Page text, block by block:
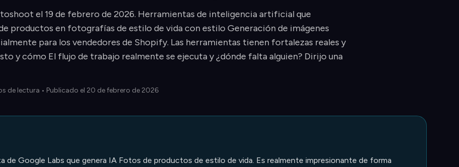
el 19 de febrero de 2026. Herramientas de inteligencia artificial que
productos en fotografías de estilo de vida con estilo Generación de imágenes
para los vendedores de Shopify. Las herramientas tienen fortalezas reales y
y cómo El flujo de trabajo realmente se ejecuta y ¿dónde falta alguien? Dirijo una
de lectura • Publicado el 20 de febrero de 2026
de Google Labs que genera IA Fotos de productos de estilo de vida. Es realmente impresionante de forma